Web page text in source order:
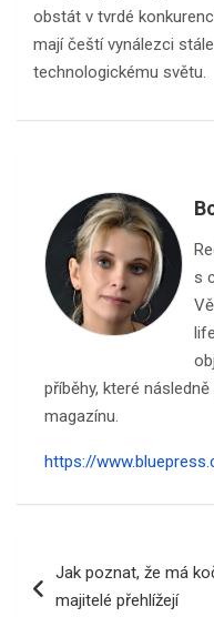
obstát v tvrdé
mají čeští vynálezci
technologickému světu.
s
příběhy, které
magazínu.
https://
proJak poznat, že má
majitelé přehlížejí